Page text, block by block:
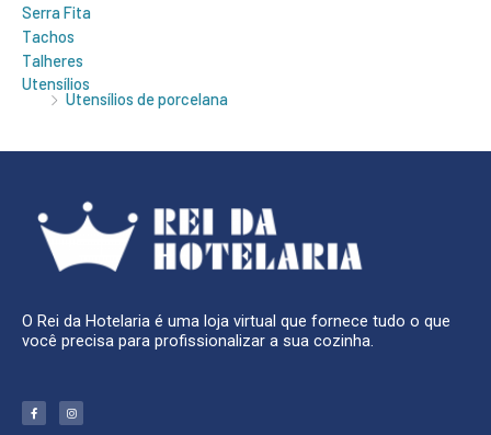
Serra Fita
Tachos
Talheres
Utensílios
Utensílios de porcelana
O Rei da Hotelaria é uma loja virtual que fornece tudo o que
você precisa para profissionalizar a sua cozinha.
F
a
c
I
n
s